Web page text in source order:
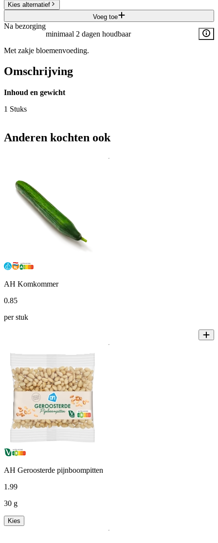
Kies alternatief
Voeg toe
Na bezorging
minimaal 2 dagen houdbaar
Met zakje bloemenvoeding.
Omschrijving
Inhoud en gewicht
1 Stuks
Anderen kochten ook
AH Komkommer
0.85
per stuk
AH Geroosterde pijnboompitten
1 .99
30 g
Kies